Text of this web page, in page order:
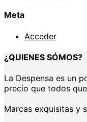
Meta
Acceder
¿QUIENES SÓMOS?
La Despensa es un
precio que todos
Marcas exquisitas y